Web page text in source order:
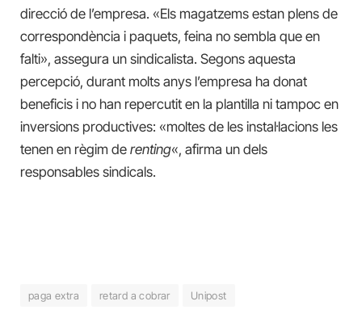
direcció de l’empresa. «Els magatzems estan plens de
correspondència i paquets, feina no sembla que en
falti», assegura un sindicalista. Segons aquesta
percepció, durant molts anys l’empresa ha donat
beneficis i no han repercutit en la plantilla ni tampoc en
inversions productives: «moltes de les instal·lacions les
tenen en règim de renting«, afirma un dels
responsables sindicals.
paga extra retard a cobrar Unipost